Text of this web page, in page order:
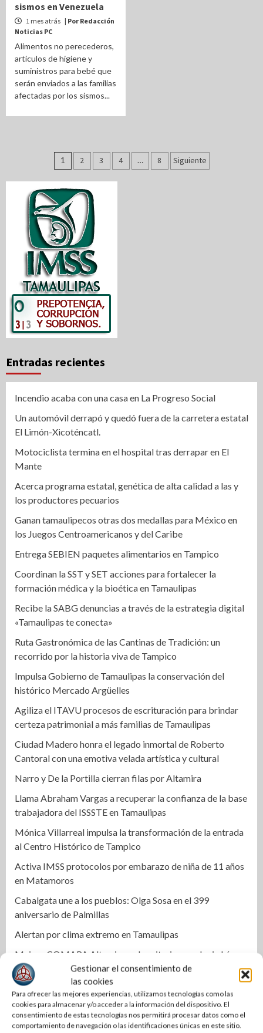
Gestionar el consentimiento de
las cookies
Para ofrecer las mejores experiencias, utilizamos tecnologías como las
cookies para almacenar y/o acceder a la información del dispositivo. El
consentimiento de estas tecnologías nos permitirá procesar datos como el
comportamiento de navegación o las identificaciones únicas en este sitio.
sismos en Venezuela
1 mes atrás | Por Redacción
Noticias PC
Alimentos no perecederos,
artículos de higiene y
suministros para bebé que
serán enviados a las familias
afectadas por los sismos...
Paginación
de
entradas
1 2 3 4 … 8 Siguiente
Entradas recientes
Incendio acaba con una casa en La Progreso Social
Un automóvil derrapó y quedó fuera de la carretera estatal
El Limón-Xicoténcatl.
Motociclista termina en el hospital tras derrapar en El
Mante
Acerca programa estatal, genética de alta calidad a las y
los productores pecuarios
Ganan tamaulipecos otras dos medallas para México en
los Juegos Centroamericanos y del Caribe
Entrega SEBIEN paquetes alimentarios en Tampico
Coordinan la SST y SET acciones para fortalecer la
formación médica y la bioética en Tamaulipas
Recibe la SABG denuncias a través de la estrategia digital
«Tamaulipas te conecta»
Ruta Gastronómica de las Cantinas de Tradición: un
recorrido por la historia viva de Tampico
Impulsa Gobierno de Tamaulipas la conservación del
histórico Mercado Argüelles
Agiliza el ITAVU procesos de escrituración para brindar
certeza patrimonial a más familias de Tamaulipas
Ciudad Madero honra el legado inmortal de Roberto
Cantoral con una emotiva velada artística y cultural
Narro y De la Portilla cierran filas por Altamira
Llama Abraham Vargas a recuperar la confianza de la base
trabajadora del ISSSTE en Tamaulipas
Mónica Villarreal impulsa la transformación de la entrada
al Centro Histórico de Tampico
Activa IMSS protocolos por embarazo de niña de 11 años
en Matamoros
Cabalgata une a los pueblos: Olga Sosa en el 399
aniversario de Palmillas
Alertan por clima extremo en Tamaulipas
Mejora COMAPA Altamira red sanitaria en colonia Lázaro
Cárdenas
Fortalece Armando Martínez infraestructura educativa en
Altamira
Alejandra Quintos rompe el silencio y exige avances en la